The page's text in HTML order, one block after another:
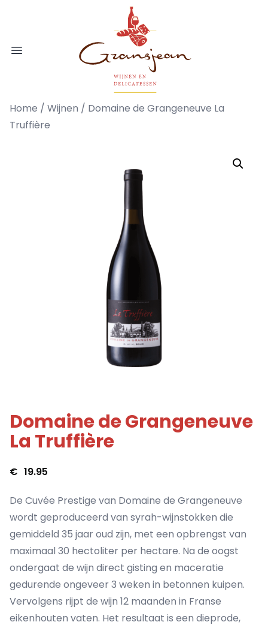
Open menu
Gransjean - Wijn - Broodjes -
Home / Wijnen / Domaine de Grangeneuve La
Truffière
Domaine de Grangeneuve
La Truffière
€ 19.95
De Cuvée Prestige van Domaine de Grangeneuve
wordt geproduceerd van syrah-wijnstokken die
gemiddeld 35 jaar oud zijn, met een opbrengst van
maximaal 30 hectoliter per hectare. Na de oogst
ondergaat de wijn direct gisting en maceratie
gedurende ongeveer 3 weken in betonnen kuipen.
Vervolgens rijpt de wijn 12 maanden in Franse
eikenhouten vaten. Het resultaat is een dieprode,